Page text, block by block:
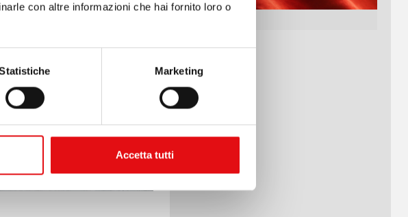
con altre informazioni che hai fornito loro o
Marketing
Accetta tutti